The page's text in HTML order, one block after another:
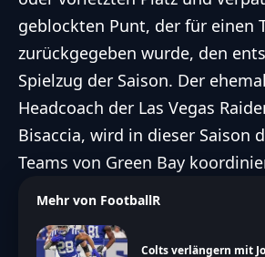
geblockten Punt, der für einen
zurückgegeben wurde, den
Spielzug der Saison. Der
Headcoach der Las Vegas
Bisaccia, wird in dieser Saison
Teams von Green Bay
Mehr von FootballR
Colts verlängern mit